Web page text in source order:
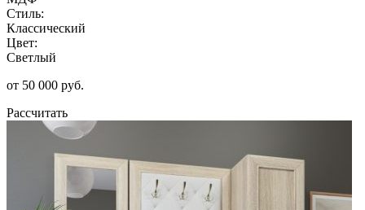
Стиль:
Классический
Цвет:
Светлый
от 50 000 руб.
Рассчитать